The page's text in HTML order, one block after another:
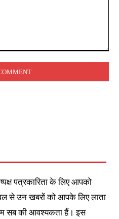
पत्रकारिता के लिए आपको
से उन खबरों को आपके लिए लाता
सब की आवश्यकता हैं। इस